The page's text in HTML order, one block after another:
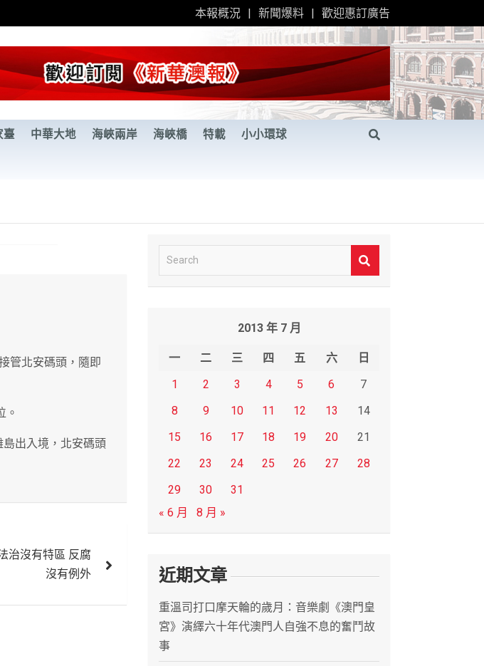
本報概況 新聞爆料 歡迎惠訂廣告
臺 中華大地 海峽兩岸 海峽橋 特載 小小環球
管北安碼頭，隨即
。
出入境，北安碼頭
治沒有特區 反腐
沒有例外
e
2013 年 7 月
一 二 三 四 五 六
日
1
2 3 4 5 6
7
8
9 10 11 12 13
14
15
16 17 18 19 20
21
22
23 24 25 26 27
28
29
30
31
« 6 月
8 月 »
近期文章
重溫司打口摩天輪的歲月：音樂劇《澳門皇
宮》演繹六十年代澳門人自強不息的奮鬥故
事